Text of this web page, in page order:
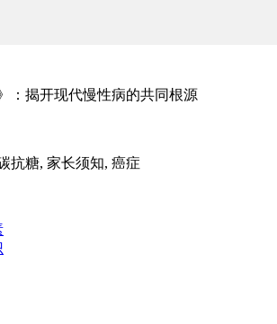
：揭开现代慢性病的共同根源
抗糖, 家长须知, 癌症